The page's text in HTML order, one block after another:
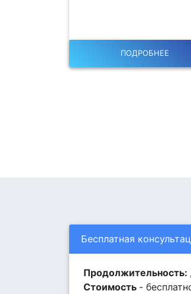
ПОДРОБНЕЕ
Бесплатная
Продолжительность:
Стоимость -